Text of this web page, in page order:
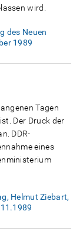
wird.
des Neuen
1989
Tagen
Der Druck der
DDR-
eines
Helmut Ziebart,